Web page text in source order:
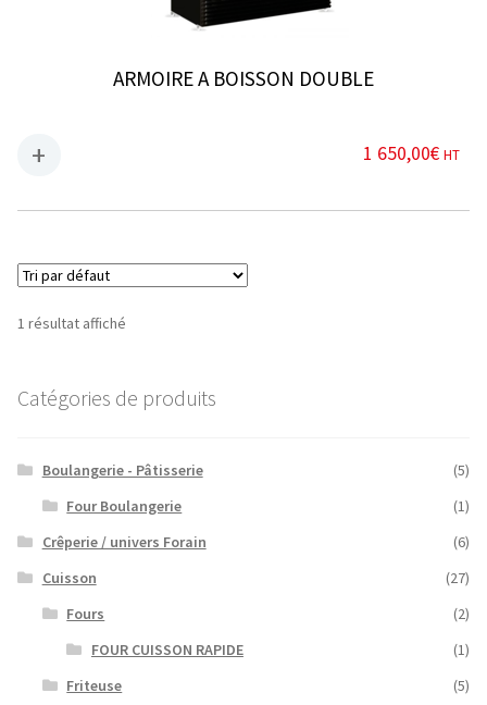
ARMOIRE A BOISSON DOUBLE
1 650,00€ HT
1 résultat affiché
Catégories de produits
Boulangerie - Pâtisserie
(5)
Four Boulangerie
(1)
Crêperie / univers Forain
(6)
Cuisson
(27)
Fours
(2)
FOUR CUISSON RAPIDE
(1)
Friteuse
(5)